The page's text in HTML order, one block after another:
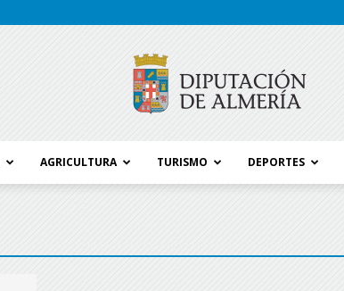
AGRICULTURA TURISMO DEPORTES